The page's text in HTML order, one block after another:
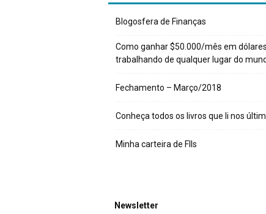
Blogosfera de Finanças
Como ganhar $50.000/mês em dólares
trabalhando de qualquer lugar do
Fechamento – Março/2018
Conheça todos os livros que li nos
Minha carteira de FIIs
Newsletter